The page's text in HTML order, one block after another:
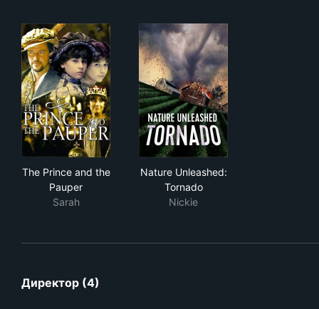
The Prince and the
Pauper
Sarah
Nature Unleashed:
Tornado
Nickie
Директор (4)